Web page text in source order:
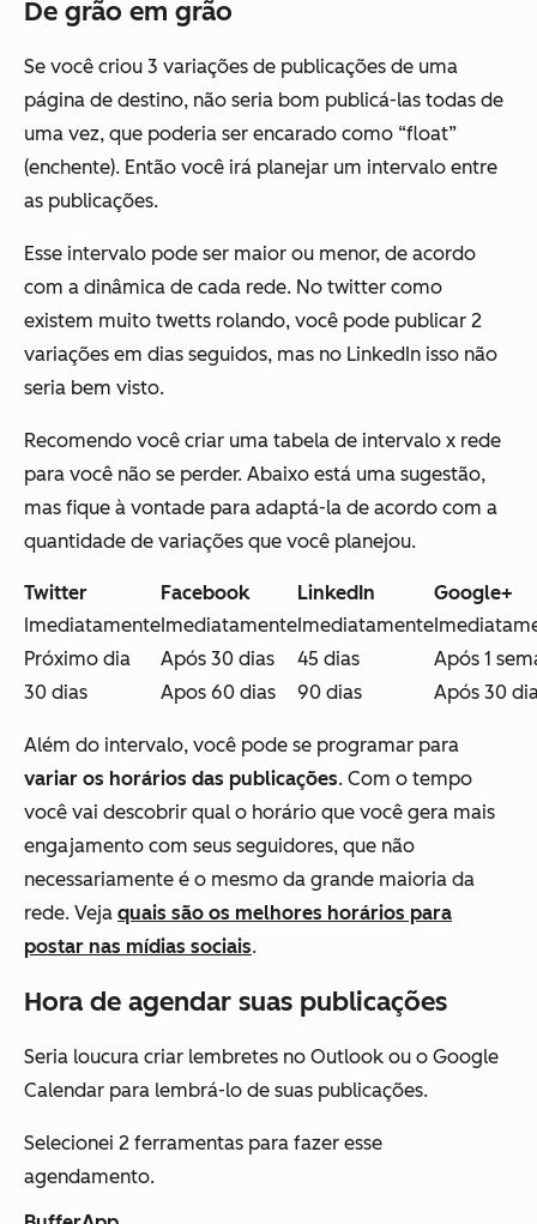
De grão em grão
Se você criou 3 variações de publicações de uma
página de destino, não seria bom publicá-las todas de
uma vez, que poderia ser encarado como “float”
(enchente). Então você irá planejar um intervalo entre
as publicações.
Esse intervalo pode ser maior ou menor, de acordo
com a dinâmica de cada rede. No twitter como
existem muito twetts rolando, você pode publicar 2
variações em dias seguidos, mas no LinkedIn isso não
seria bem visto.
Recomendo você criar uma tabela de intervalo x rede
para você não se perder. Abaixo está uma sugestão,
mas fique à vontade para adaptá-la de acordo com a
quantidade de variações que você planejou.
Twitter Facebook LinkedIn
Google+
ImediatamenteImediatamenteImediatamente
Próximo dia
Após 30 dias 45 dias
Após 1
30 dias
Apos 60 dias 90 dias Após 30
Além do intervalo, você pode se programar para
variar os horários das publicações. Com o tempo
você vai descobrir qual o horário que você gera mais
engajamento com seus seguidores, que não
necessariamente é o mesmo da grande maioria da
rede. Veja quais são os melhores horários para
postar nas mídias sociais.
Hora de agendar suas publicações
Seria loucura criar lembretes no Outlook ou o Google
Calendar para lembrá-lo de suas publicações.
Selecionei 2 ferramentas para fazer esse
agendamento.